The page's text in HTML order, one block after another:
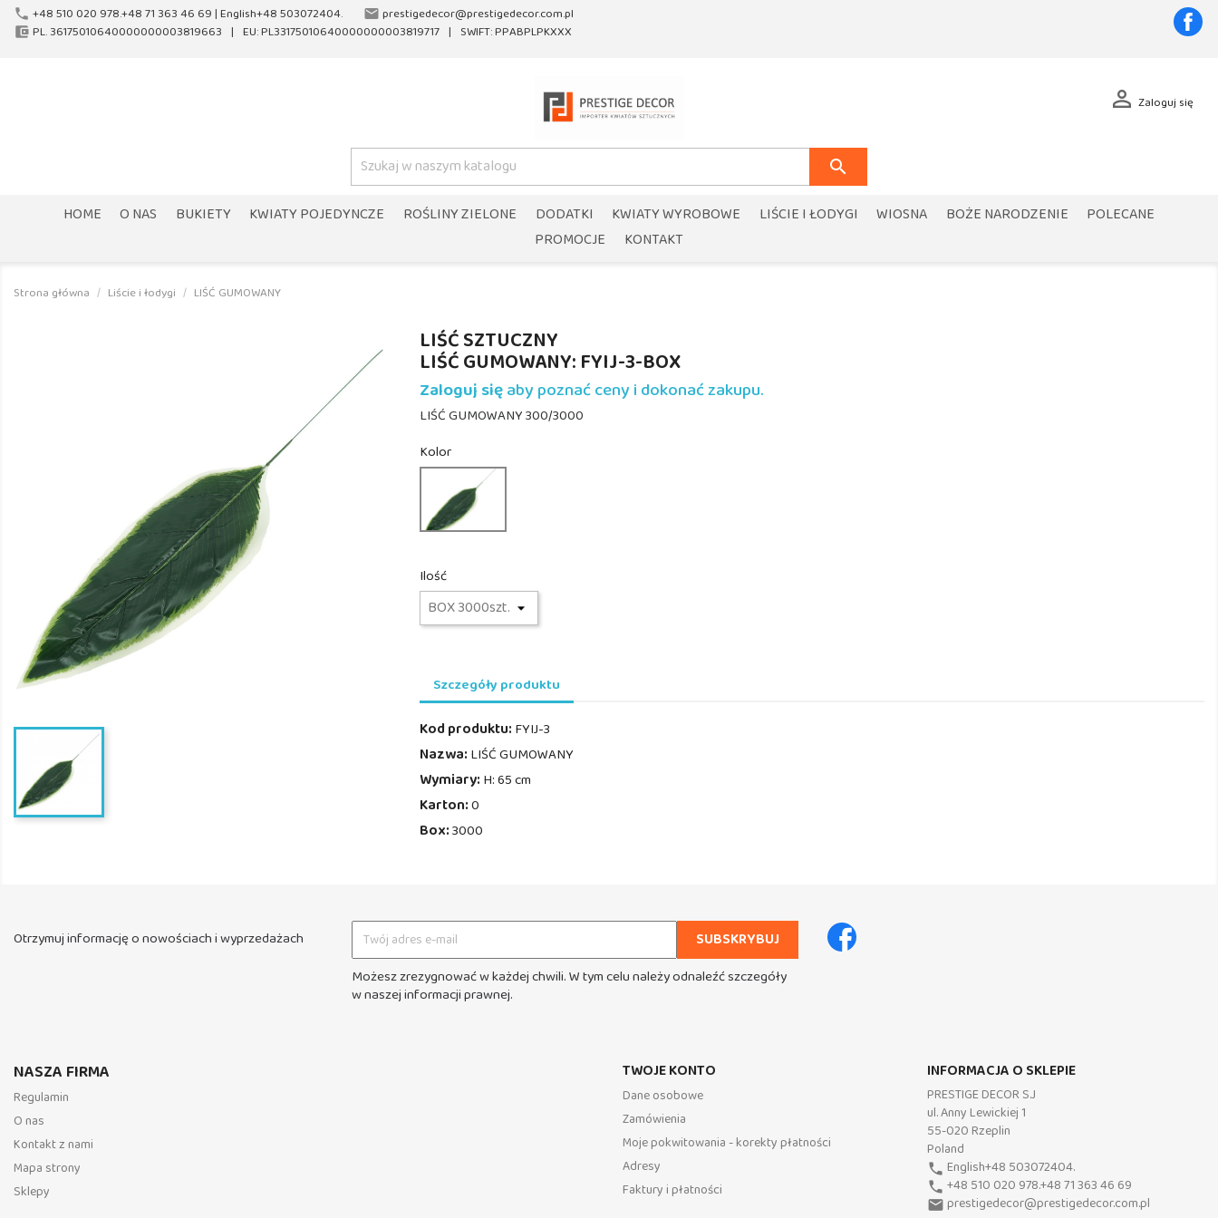
phone +48 510 020 978.+48 71 363 46 69 |English+48 503072404. email prestigedecor@prestigedecor.com.pl
account_balance_wallet PL. 36175010640000000003819663 EU: PL33175010640000000003819717 SWIFT: PPABPLPKXXX

 Zaloguj się
HOME O NAS BUKIETY KWIATY POJEDYNCZE ROŚLINY ZIELONE DODATKI KWIATY WYROBOWE LIŚCIE I ŁODYGI WIOSNA BOŻE NARODZENIE
POLECANE
PROMOCJE
KONTAKT
Strona główna Liście i łodygi LIŚĆ GUMOWANY
LIŚĆ SZTUCZNY
LIŚĆ GUMOWANY: FYIJ-3-BOX
Zaloguj sięaby poznać ceny i dokonać zakupu.
LIŚĆ GUMOWANY 300/3000
Kolor
FYIJ-
3
Ilość
Szczegóły produktu
Kod produktu: FYIJ-3
Nazwa: LIŚĆ GUMOWANY
Wymiary: H: 65 cm
Karton:0
Box:3000
Otrzymuj informację o nowościach i wyprzedażach
Możesz zrezygnować w każdej chwili. W tym celu należy odnaleźć szczegóły
w naszej informacji prawnej.
NASZA FIRMA
Regulamin
O nas
Kontakt z nami
Mapa strony
Sklepy
TWOJE KONTO
Dane osobowe
Zamówienia
Moje pokwitowania - korekty płatności
Adresy
Faktury i płatności
INFORMACJA O SKLEPIE
PRESTIGE DECOR S.J
ul. Anny Lewickiej 1
55-020 Rzeplin
Poland
phone English+48 503072404.
phone +48 510 020 978.+48 71 363 46 69
email prestigedecor@prestigedecor.com.pl